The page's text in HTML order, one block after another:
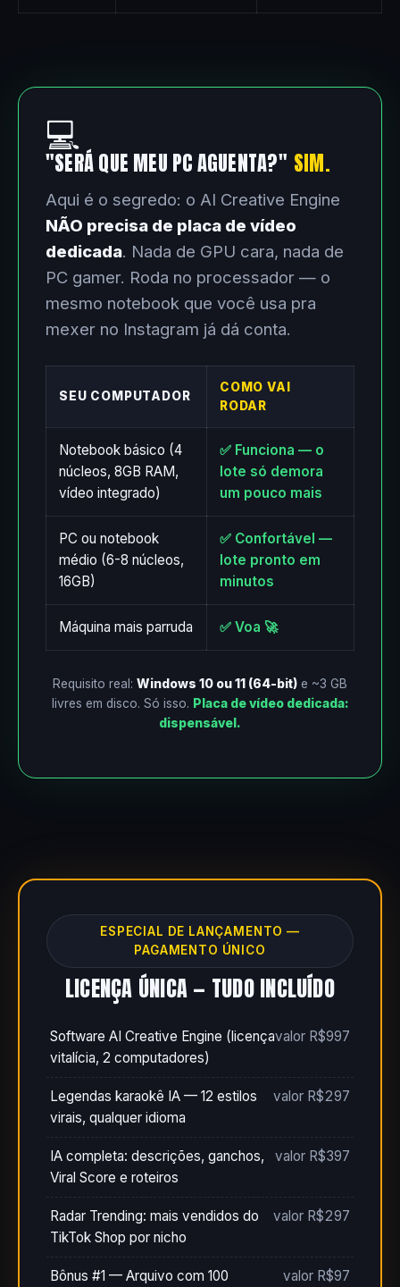
💻
"SERÁ QUE MEU PC AGUENTA?" SIM.
Aqui é o segredo: o AI Creative Engine
NÃO precisa de placa de vídeo
dedicada. Nada de GPU cara, nada de
PC gamer. Roda no processador — o
mesmo notebook que você usa pra
mexer no Instagram já dá conta.
SEU COMPUTADOR
COMO VAI
RODAR
Notebook básico (4
núcleos, 8GB RAM,
vídeo integrado)
✅ Funciona — o
lote só demora
um pouco mais
PC ou notebook
médio (6-8 núcleos,
16GB)
✅ Confortável —
lote pronto em
minutos
Máquina mais parruda ✅ Voa 🚀
Requisito real: Windows 10 ou 11 (64-bit) e ~3 GB
livres em disco. Só isso. Placa de vídeo dedicada:
dispensável.
ESPECIAL DE LANÇAMENTO —
PAGAMENTO ÚNICO
LICENÇA ÚNICA — TUDO INCLUÍDO
Software AI Creative Engine (licença
vitalícia, 2 computadores)
valor R$997
Legendas karaokê IA — 12 estilos
virais, qualquer idioma
valor R$297
IA completa: descrições, ganchos,
Viral Score e roteiros
valor R$397
Radar Trending: mais vendidos do
TikTok Shop por nicho
valor R$297
Bônus #1 — Arquivo com 100 valor R$97